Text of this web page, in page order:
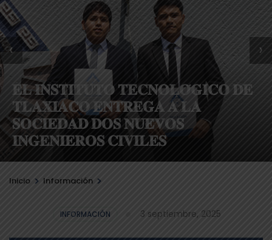
𝐄𝐋 𝐈𝐍𝐒𝐓𝐈𝐓𝐔𝐓𝐎 𝐓𝐄𝐂𝐍𝐎𝐋𝐎́𝐆𝐈𝐂𝐎 𝐃𝐄
𝐓𝐋𝐀𝐗𝐈𝐀𝐂𝐎 𝐄𝐍𝐓𝐑𝐄𝐆𝐀 𝐀 𝐋𝐀
𝐒𝐎𝐂𝐈𝐄𝐃𝐀𝐃 𝐃𝐎𝐒 𝐍𝐔𝐄𝐕𝐎𝐒
𝐈𝐍𝐆𝐄𝐍𝐈𝐄𝐑𝐎𝐒 𝐂𝐈𝐕𝐈𝐋𝐄𝐒
‹ ›
Inicio > Información >
INFORMACIÓN 3 septiembre, 2025